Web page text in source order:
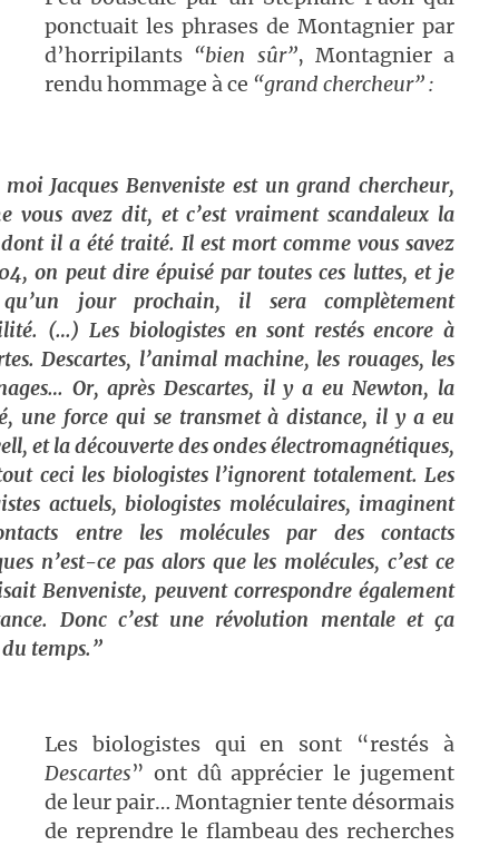
ponctuait les phrases de Montagnier par
d’horripilants “bien sûr”, Montagnier a
rendu hommage à ce “grand chercheur” :
Jacques Benveniste est un grand chercheur,
vous avez dit, et c’est vraiment scandaleux la
il a été traité. Il est mort comme vous savez
on peut dire épuisé par toutes ces luttes, et je
jour prochain, il sera complètement
(…) Les biologistes en sont restés encore à
Descartes, l’animal machine, les rouages, les
Or, après Descartes, il y a eu Newton, la
une force qui se transmet à distance, il y a eu
et la découverte des ondes électromagnétiques,
ceci les biologistes l’ignorent totalement. Les
actuels, biologistes moléculaires, imaginent
entre les molécules par des contacts
n’est-ce pas alors que les molécules, c’est ce
Benveniste, peuvent correspondre également
Donc c’est une révolution mentale et ça
temps.”
Les biologistes qui en sont “restés à
Descartes” ont dû apprécier le jugement
de leur pair… Montagnier tente désormais
de reprendre le flambeau des recherches